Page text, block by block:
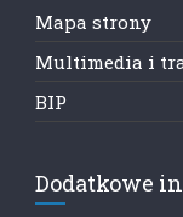
Mapa strony
Multimedia i
BIP
Dodatkowe